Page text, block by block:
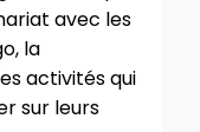
avec les
la
activités qui
sur leurs